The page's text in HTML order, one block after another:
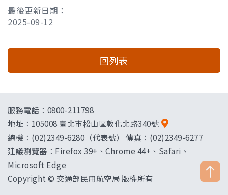
最後更新日期：
2025-09-12
回列表
服務電話：0800-211798
地址： 105008 臺北市松山區敦化北路340號
總機：(02)2349-6280（代表號） 傳真：(02)2349-6277
建議瀏覽器：Firefox 39+、Chrome 44+、Safari、
Microsoft Edge
Copyright © 交通部民用航空局 版權所有